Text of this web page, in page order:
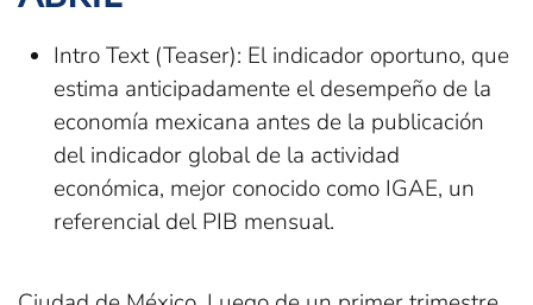
Intro Text (Teaser): El indicador oportuno, que
estima anticipadamente el desempeño de la
economía mexicana antes de la publicación
del indicador global de la actividad
económica, mejor conocido como IGAE, un
referencial del PIB mensual.